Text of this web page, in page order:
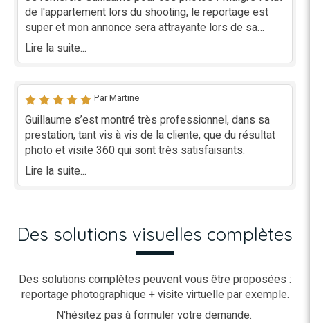
de l'appartement lors du shooting, le reportage est
super et mon annonce sera attrayante lors de sa
publication.
Lire la suite...
Par Martine
Guillaume s’est montré très professionnel, dans sa
prestation, tant vis à vis de la cliente, que du résultat
photo et visite 360 qui sont très satisfaisants.
Lire la suite...
Des solutions visuelles complètes
Des solutions complètes peuvent vous être proposées :
reportage photographique + visite virtuelle par exemple.
N'hésitez pas à formuler votre demande.